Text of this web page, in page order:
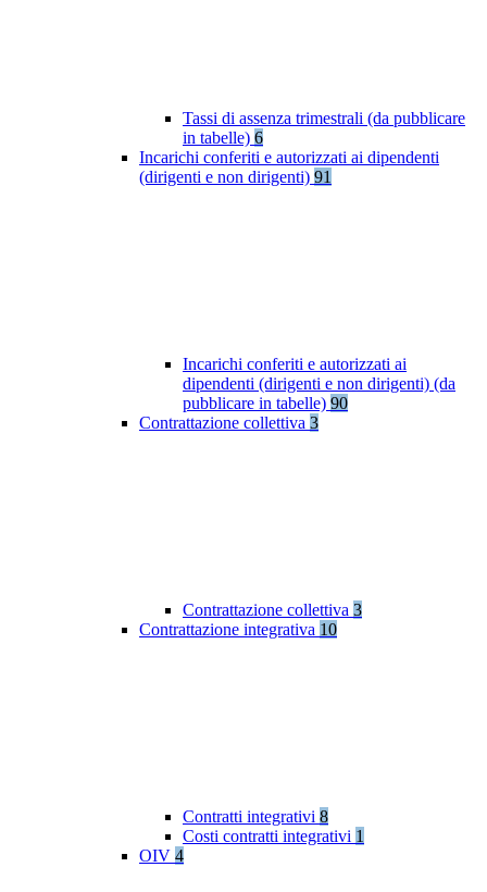
Tassi di assenza trimestrali (da pubblicare
in tabelle) 6
Incarichi conferiti e autorizzati ai dipendenti
(dirigenti e non dirigenti) 91
Incarichi conferiti e autorizzati ai
dipendenti (dirigenti e non dirigenti) (da
pubblicare in tabelle) 90
Contrattazione collettiva 3
Contrattazione collettiva 3
Contrattazione integrativa 10
Contratti integrativi 8
Costi contratti integrativi 1
OIV 4